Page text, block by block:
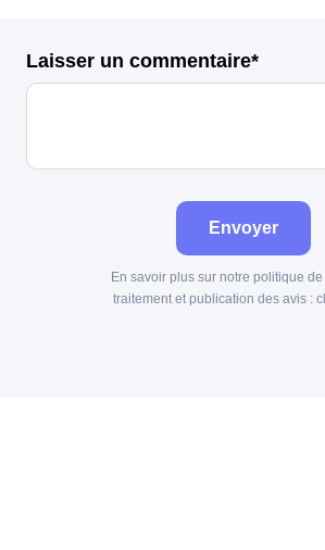
Laisser un commentaire*
Envoyer
En savoir plus sur notre politique de
traitement et publication des avis :